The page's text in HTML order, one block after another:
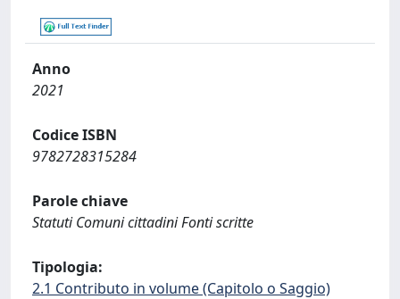
Anno
2021
Codice ISBN
9782728315284
Parole chiave
Statuti Comuni cittadini Fonti scritte
Tipologia:
2.1 Contributo in volume (Capitolo o Saggio)